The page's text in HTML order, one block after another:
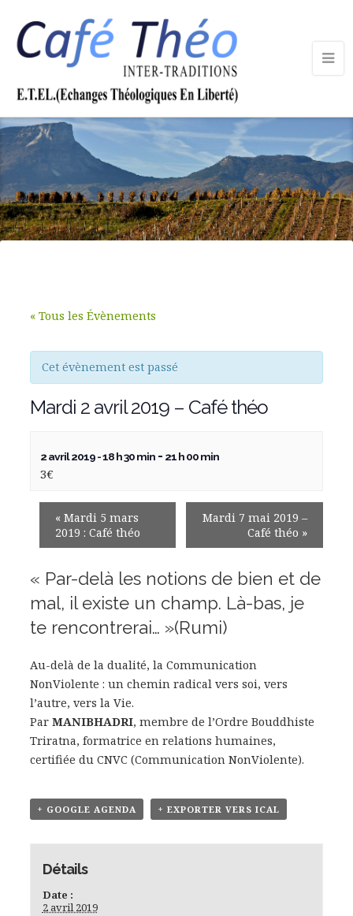
« Tous les Évènements
Cet évènement est passé
Mardi 2 avril 2019 – Café théo
2 avril 2019 - 18 h 30 min- 21 h 00 min
3€
«Mardi 5 mars
2019 : Café théo
Mardi 7 mai 2019 –
Café théo »
« Par-delà les notions de bien et de
mal, il existe un champ. Là-bas, je
te rencontrerai… »(Rumi)
Au-delà de la dualité, la Communication
NonViolente : un chemin radical vers soi, vers
l’autre, vers la Vie.
Par MANIBHADRI, membre de l’Ordre Bouddhiste
Triratna, formatrice en relations humaines,
certifiée du CNVC (Communication NonViolente).
+ GOOGLE AGENDA + EXPORTER VERS ICAL
Détails
Date :
2 avril 2019